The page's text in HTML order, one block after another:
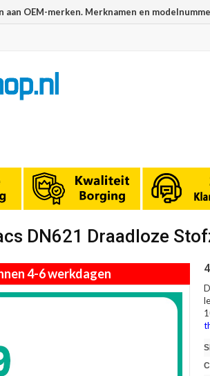
OEM-merken. Merknamen en
DN621 Draadloze
4-6 werkdagen